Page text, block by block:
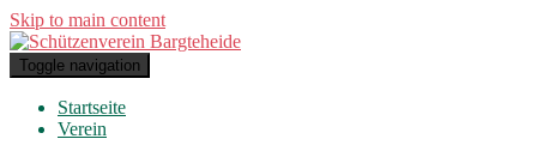
Skip to main content
Toggle navigation
Startseite
Verein